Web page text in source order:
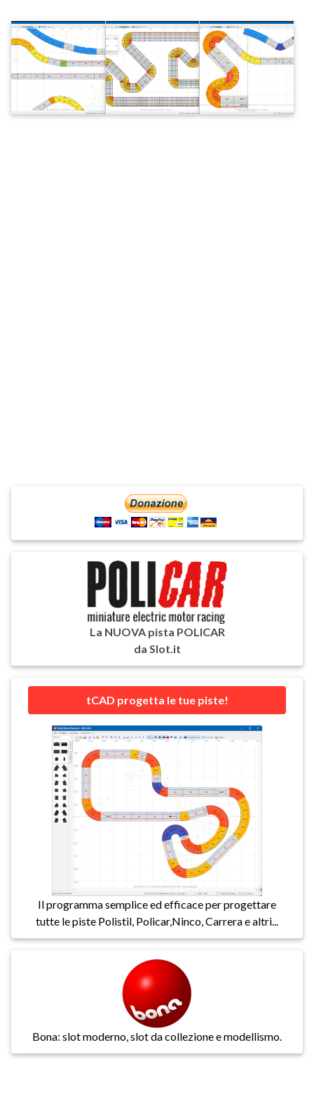
La NUOVA pista POLICAR
da Slot.it
tCAD progetta le tue piste!
Il programma semplice ed efficace per progettare
tutte le piste Polistil, Policar,Ninco, Carrera e altri...
Bona: slot moderno, slot da collezione e modellismo.